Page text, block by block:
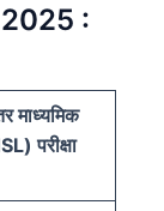
:
माध्यमिक
परीक्षा